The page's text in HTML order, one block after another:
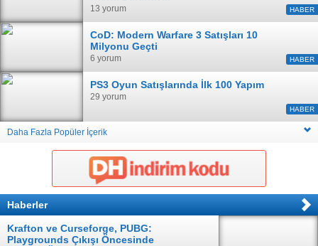
13 yorum HABER
CoD: Modern Warfare 3 Satışları 10
Milyonu Geçti
6 yorum HABER
PS3 Oyun Satışlarında İlk 100 Yapım
29 yorum
HABER
Daha Fazla Popüler İçerik
Haberler
Krafton ve Curseforge, PUBG:
Playgrounds Çıkışı Öncesinde